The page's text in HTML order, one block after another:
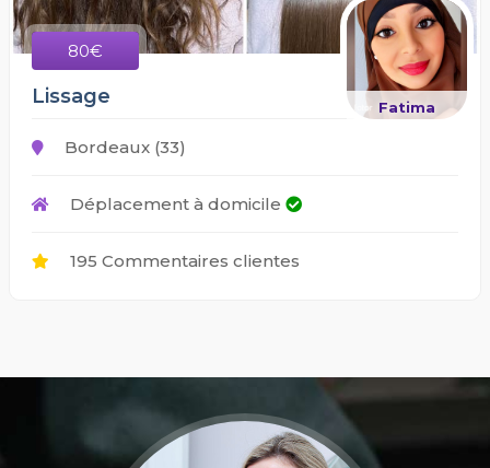
80€
Fatima
Lissage
Bordeaux (33)
Déplacement à domicile
195 Commentaires clientes